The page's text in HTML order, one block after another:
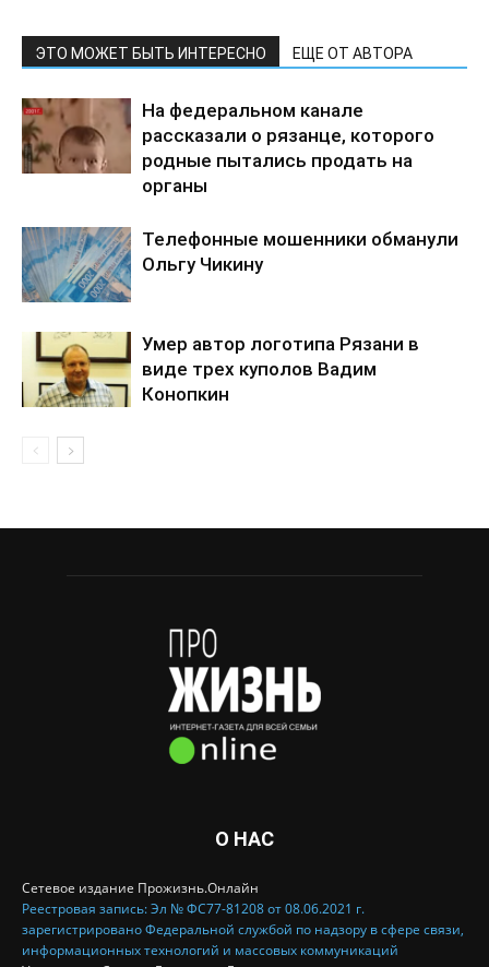
ЭТО МОЖЕТ БЫТЬ ИНТЕРЕСНО ЕЩЕ ОТ АВТОРА
На федеральном канале
рассказали о рязанце, которого
родные пытались продать на
органы
Телефонные мошенники обманули
Ольгу Чикину
Умер автор логотипа Рязани в
виде трех куполов Вадим
Конопкин
О НАС
Сетевое издание Прожизнь.Онлайн
Реестровая запись: Эл № ФС77-81208 от 08.06.2021 г.
зарегистрировано Федеральной службой по надзору в сфере связи,
информационных технологий и массовых коммуникаций